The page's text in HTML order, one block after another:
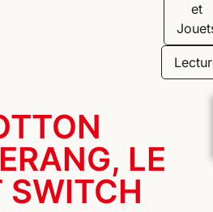
et
LE
SWITCH